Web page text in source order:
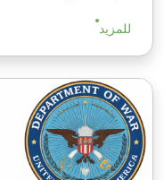
للمزيد